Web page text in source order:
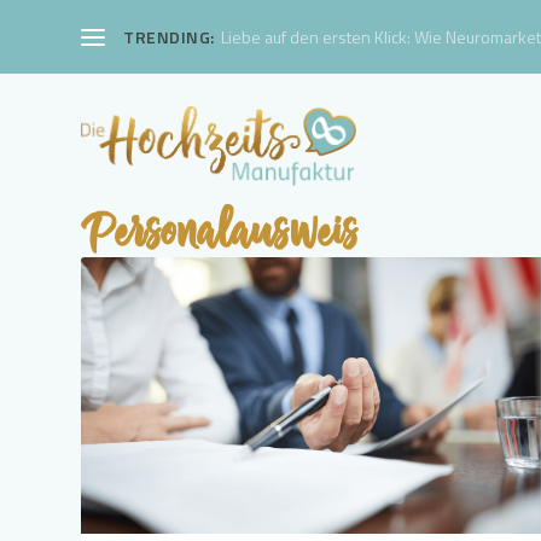
TRENDING: Liebe auf den ersten Klick: Wie
Personalausweis